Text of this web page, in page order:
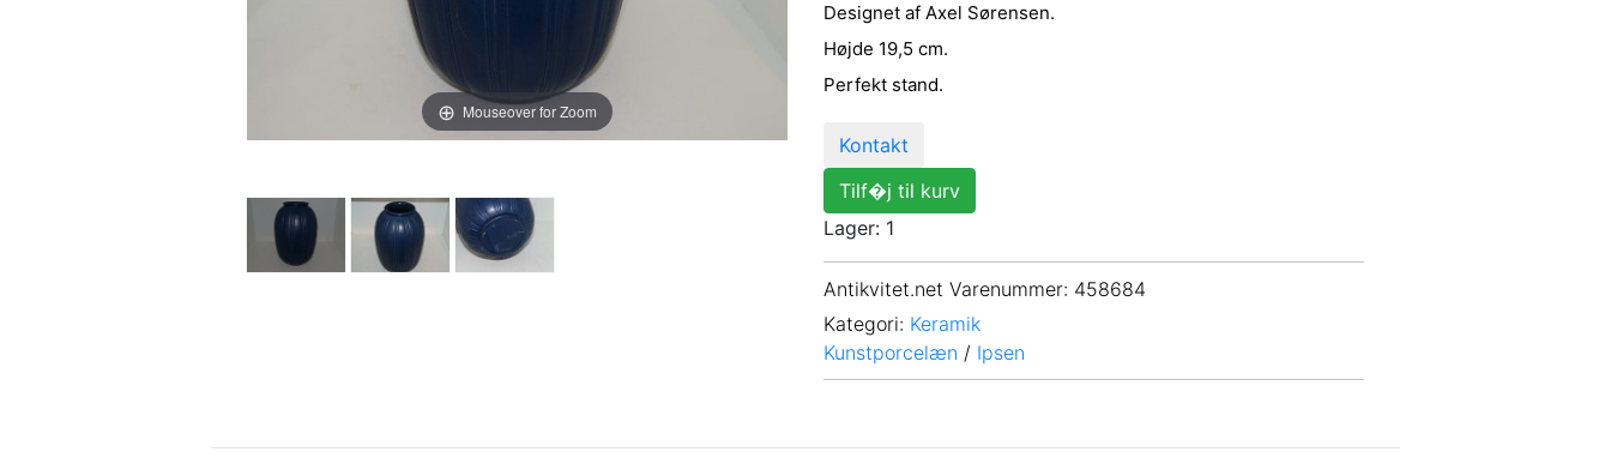
Mouseover for Zoom
Designet af Axel Sørensen.
Højde 19,5 cm.
Perfekt stand.
Kontakt
Tilf�j til kurv
Lager: 1
Antikvitet.net Varenummer: 458684
Kategori: Keramik
Kunstporcelæn / Ipsen